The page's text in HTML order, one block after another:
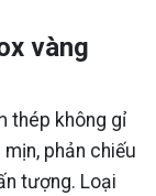
vàng
thép không gỉ
phản chiếu
tượng. Loại